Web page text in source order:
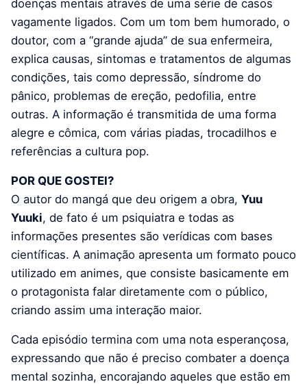
doenças mentais através de uma série de casos
vagamente ligados. Com um tom bem humorado, o
doutor, com a “grande ajuda” de sua enfermeira,
explica causas, sintomas e tratamentos de algumas
condições, tais como depressão, síndrome do
pânico, problemas de ereção, pedofilia, entre
outras. A informação é transmitida de uma forma
alegre e cômica, com várias piadas, trocadilhos e
referências a cultura pop.
POR QUE GOSTEI?
O autor do mangá que deu origem a obra, Yuu
Yuuki, de fato é um psiquiatra e todas as
informações presentes são verídicas com bases
científicas. A animação apresenta um formato pouco
utilizado em animes, que consiste basicamente em
o protagonista falar diretamente com o público,
criando assim uma interação maior.
Cada episódio termina com uma nota esperançosa,
expressando que não é preciso combater a doença
mental sozinha, encorajando aqueles que estão em